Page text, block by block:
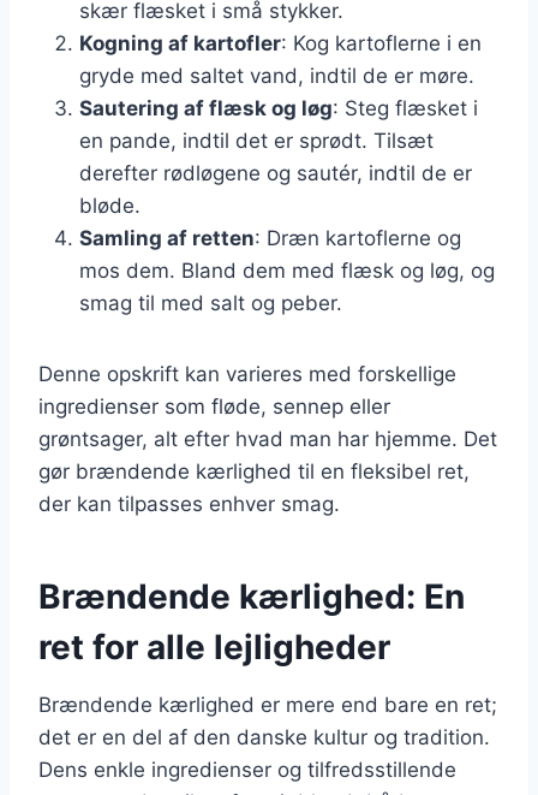
skær flæsket i små stykker.
Kogning af kartofler: Kog kartoflerne i en
gryde med saltet vand, indtil de er møre.
Sautering af flæsk og løg: Steg flæsket i
en pande, indtil det er sprødt. Tilsæt
derefter rødløgene og sautér, indtil de er
bløde.
Samling af retten: Dræn kartoflerne og
mos dem. Bland dem med flæsk og løg, og
smag til med salt og peber.
Denne opskrift kan varieres med forskellige
ingredienser som fløde, sennep eller
grøntsager, alt efter hvad man har hjemme. Det
gør brændende kærlighed til en fleksibel ret,
der kan tilpasses enhver smag.
Brændende kærlighed: En
ret for alle lejligheder
Brændende kærlighed er mere end bare en ret;
det er en del af den danske kultur og tradition.
Dens enkle ingredienser og tilfredsstillende